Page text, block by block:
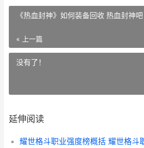
《热血封神》如何装备回收 热血封神吧
« 上一篇
没有了！
延伸阅读
耀世格斗职业强度榜概括 耀世格斗